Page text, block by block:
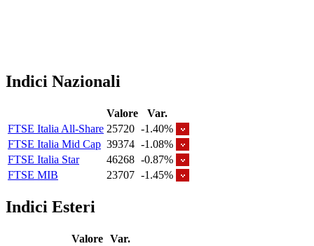
Indici Nazionali
Valore
Var.
FTSE Italia All-Share 25720 -1.40%
FTSE Italia Mid Cap 39374 -1.08%
FTSE Italia Star
46268 -0.87%
FTSE MIB
23707 -1.45%
Indici Esteri
Valore Var.